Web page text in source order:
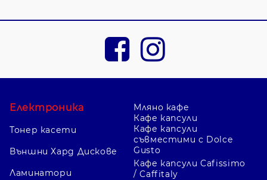
Електроника
Тонер касети
Външни Хард Дискове
Ламинатори
Мляно кафе
Кафе капсули
Кафе капсули
съвместими с Dolce
Gusto
Кафе капсули Cafissimo
/ Caffitaly